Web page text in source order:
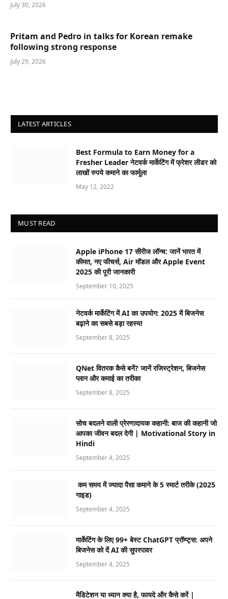
July 30, 2026
Pritam and Pedro in talks for Korean remake
following strong response
July 29, 2026
LATEST ARTICLES
Best Formula to Earn Money for a
Fresher Leader नेटवर्क मार्केटिंग में फ्रेशर लीडर को
लाखों रुपये कमाने का फार्मूला
May 12, 2022
MUST READ
Apple iPhone 17 सीरीज लॉन्च: जानें भारत में
कीमत, नए फीचर्स, Air मॉडल और Apple Event
2025 की पूरी जानकारी
September 10, 2025
नेटवर्क मार्केटिंग में AI का उपयोग: 2025 में बिजनेस
बढ़ाने का सबसे बड़ा रहस्य!
September 8, 2025
QNet वितरक कैसे बनें? जानें रजिस्ट्रेशन, बिजनेस
प्लान और कमाई का तरीका
September 8, 2025
सोच बदलने वाली प्रेरणादायक कहानी: बाज की कहानी जो
आपका जीवन बदल देगी | Motivational Story in
Hindi
September 4, 2025
कम समय में ज्यादा पैसा कमाने के 5 स्मार्ट तरीके (2025
गाइड)
September 4, 2025
मार्केटिंग के लिए 99+ बेस्ट ChatGPT प्रॉम्प्ट्स: अपने
बिजनेस को दें AI की सुपरपावर
September 4, 2025
मैडिटेशन या ध्यान क्या है, फायदे और कैसे करें |